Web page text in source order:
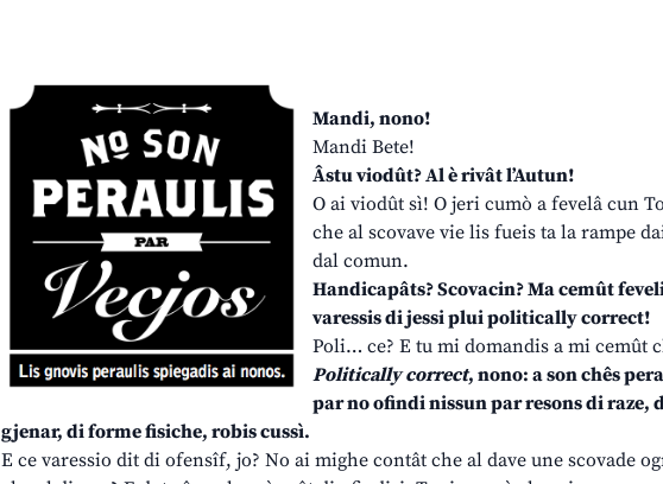
Mandi, nono!
Mandi Bete!
Âstu viodût? Al è rivât l’Autun!
O ai viodût sì! O jeri cumò a fevelâ cun
che al scovave vie lis fueis ta la rampe
dal comun.
Handicapâts? Scovacin? Ma cemût
varessis di jessi plui politically correct!
Poli… ce? E tu mi domandis a mi cemût
Politically correct, nono: a son chês
par no ofindi nissun par resons di raze,
gjenar, di forme fisiche, robis cussì.
E ce varessio dit di ofensîf, jo? No ai mighe contât che al dave une scovade